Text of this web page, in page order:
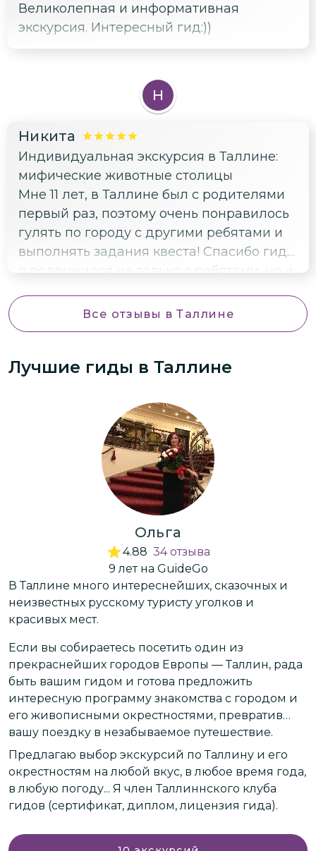
Великолепная и информативная
экскурсия. Интересный гид:))
Н
Никита
Индивидуальная экскурсия в Таллине:
мифические животные столицы
Мне 11 лет, в Таллине был с родителями
первый раз, поэтому очень понравилось
гулять по городу с другими ребятами и
выполнять задания квеста! Спасибо гиду,
интересных зверей)
Все отзывы в Таллине
Лучшие гиды в Таллине
Ольга
4.88 34 отзыва
9 летна GuideGo
В Таллине много интереснейших, сказочных и
неизвестных русскому туристу уголков и
красивых мест.
Если вы собираетесь посетить один из
прекраснейших городов Европы — Таллин, рада
быть вашим гидом и готова предложить
интересную программу знакомства с городом и
его живописными окрестностями, превратив
вашу поездку в незабываемое путешествие.
Предлагаю выбор экскурсий по Таллину и его
окрестностям на любой вкус, в любое время года,
в любую погоду... Я член Таллиннского клуба
гидов (сертификат, диплом, лицензия гида).